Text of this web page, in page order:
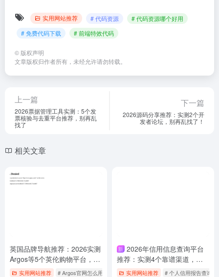
实用网站推荐 # 代码资源
# 代码资源哪个好用
# 免费代码下载
# 前端特效代码
© 版权声明
文章版权归作者所有，未经允许请勿转载。
上一篇
2026票据管理工具实测：5个发
票核验与去重平台推荐，别再乱
找了
下一篇
2026源码分享推荐：实测2个开
发者论坛，别再乱找了！
相关文章
英国品牌导航推荐：2026实测
Argos等5个英伦购物平台，别
再乱找了
实用网站推荐 # Argos官网怎么用 # 英国品牌免费下载 # 英国品牌导航
新 2026年信用信息查询平台
推荐：实测4个靠谱渠道，别
再乱找了
实用网站推荐 # 个人信用报告查询